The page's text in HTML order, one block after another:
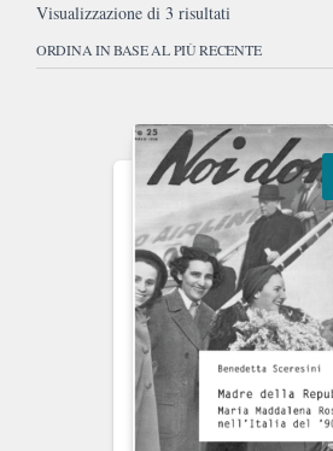
Visualizzazione di 3 risultati
base
recente